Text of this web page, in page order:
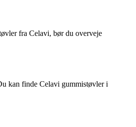
fra Celavi, bør du overveje
kan finde Celavi gummistøvler i